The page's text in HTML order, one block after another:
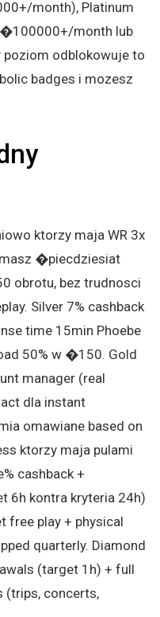
month), Platinum
month lub
poziom odblokowuje to
badges i mozesz
ktorzy maja WR 3x
�piecdziesiat
obrotu, bez trudnosci
Silver 7% cashback
time 15min Phoebe
50% w �150. Gold
manager (real
dla instant
omawiane based on
ktorzy maja pulami
cashback +
6h kontra kryteria 24h)
play + physical
quarterly. Diamond
(target 1h) + full
(trips, concerts,